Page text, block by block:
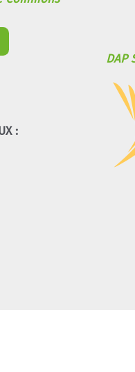
:
DAP